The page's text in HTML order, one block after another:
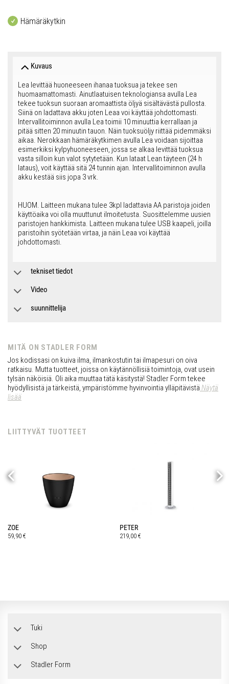
Hämäräkytkin
Kuvaus
Lea levittää huoneeseen ihanaa tuoksua ja tekee sen
huomaamattomasti. Ainutlaatuisen teknologiansa avulla Lea
tekee tuoksun suoraan aromaattista öljyä sisältävästä pullosta.
Siinä on ladattava akku joten Leaa voi käyttää johdottomasti.
Intervallitoiminnon avulla Lea toimii 10 minuuttia kerrallaan ja
pitää sitten 20 minuutin tauon. Näin tuoksuöljy riittää pidemmäksi
aikaa. Nerokkaan hämäräkytkimen avulla Lea voidaan sijoittaa
esimerkiksi kylpyhuoneeseen, jossa se alkaa levittää tuoksua
vasta silloin kun valot sytytetään. Kun lataat Lean täyteen (24 h
lataus), voit käyttää sitä 24 tunnin ajan. Intervallitoiminnon avulla
akku kestää siis jopa 3 vrk.
HUOM. Laitteen mukana tulee 3kpl ladattavia AA paristoja joiden
käyttöaika voi olla muuttunut ilmoitetusta. Suosittelemme uusien
paristojen hankkimista. Laitteen mukana tulee USB kaapeli, joilla
paristoihin syötetään virtaa, ja näin Leaa voi käyttää
johdottomasti.
tekniset tiedot
Video
suunnittelija
MITÄ ON STADLER FORM
Jos kodissasi on kuiva ilma, ilmankostutin tai ilmapesuri on oiva
ratkaisu. Mutta tuotteet, joissa on käytännöllisiä toimintoja, ovat usein
tylsän näköisiä. Oli aika muuttaa tätä käsitystä! Stadler Form tekee
hyödyllisistä ja tärkeistä, ympäristömme hyvinvointia ylläpitävistä Näytä
lisää
LIITTYVÄT TUOTTEET
ZOE
59,90 €
PETER
219,00 €
Tuki
Shop
Stadler Form